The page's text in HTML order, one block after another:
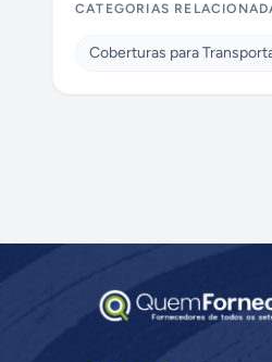
CATEGORIAS
Coberturas para